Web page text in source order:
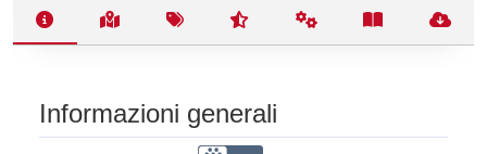
Informazioni generali